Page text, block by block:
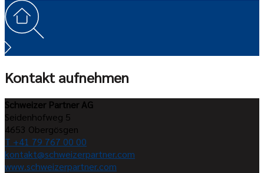
Kontakt aufnehmen
Schweizer Partner AG
Seidenhofweg 5
4653 Obergösgen
T +41 79 767 00 00
kontakt@schweizerpartner.com
www.schweizerpartner.com